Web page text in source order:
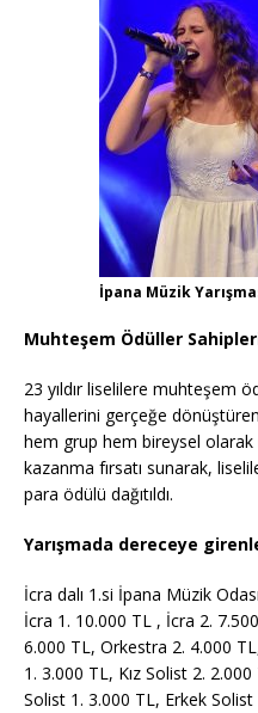
İpana Müzik
Muhteşem Ödüller
23 yıldır liselilere muhteşem
hayallerini gerçeğe
hem grup hem bireysel
kazanma fırsatı sunarak,
para ödülü dağıtıldı.
Yarışmada dereceye
İcra dalı 1.si İpana Müzik
İcra 1. 10.000 TL , İcra 2.
6.000 TL, Orkestra 2. 4.000
1. 3.000 TL, Kız Solist 2.
Solist 1. 3.000 TL, Erkek